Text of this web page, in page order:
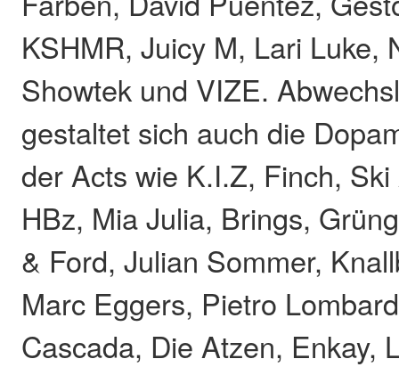
KSHMR, Juicy M, Lari Luke,
Showtek und VIZE.
gestaltet sich auch die
der Acts wie K.I.Z, Finch,
HBz, Mia Julia, Brings,
& Ford, Julian Sommer,
Marc Eggers, Pietro
Cascada, Die Atzen, Enkay,